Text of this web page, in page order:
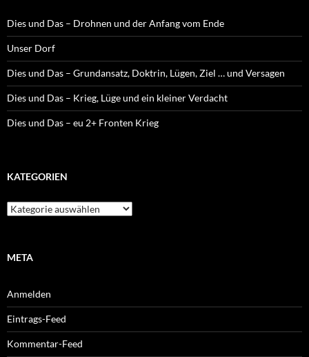
Dies und Das – Drohnen und der Anfang vom Ende
Unser Dorf
Dies und Das – Grundansatz, Doktrin, Lügen, Ziel … und Versagen
Dies und Das – Krieg, Lüge und ein kleiner Verdacht
Dies und Das – eu 2+ Fronten Krieg
KATEGORIEN
K
a
g
i
e
n
META
Anmelden
Eintrags-Feed
Kommentar-Feed